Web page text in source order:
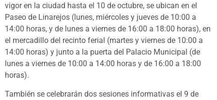
vigor en la ciudad hasta el 10 de octubre, se ubican en el
Paseo de Linarejos (lunes, miércoles y jueves de 10:00 a
14:00 horas, y de lunes a viernes de 16:00 a 18:00 horas), en
el mercadillo del recinto ferial (martes y viernes de 10:00 a
14:00 horas) y junto a la puerta del Palacio Municipal (de
lunes a viernes de 10:00 a 14:00 horas y de 16:00 a 18:00
horas).
También se celebrarán dos sesiones informativas el 9 de